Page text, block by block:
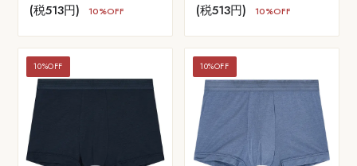
(税513円)
10%OFF
(税513円)
10%OFF
10%OFF 10%OFF